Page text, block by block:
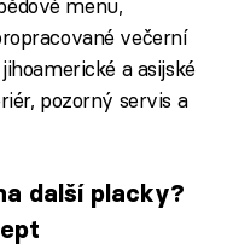
menu,
večerní
a asijské
pozorný servis a
další placky?